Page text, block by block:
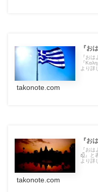
『お
『お
『
より詳
takonote.com
『お
『お
ស្តី』と
より詳
takonote.com